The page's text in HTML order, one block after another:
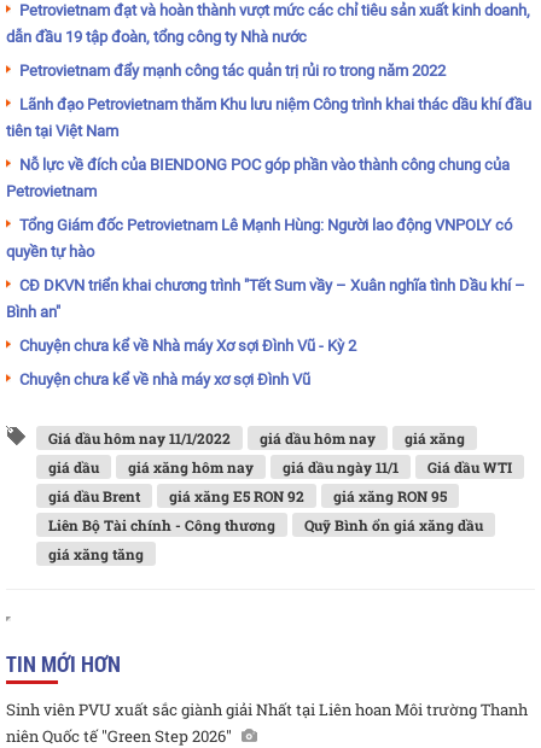
Petrovietnam đạt và hoàn thành vượt mức các chỉ tiêu sản xuất kinh doanh,
dẫn đầu 19 tập đoàn, tổng công ty Nhà nước
Petrovietnam đẩy mạnh công tác quản trị rủi ro trong năm 2022
Lãnh đạo Petrovietnam thăm Khu lưu niệm Công trình khai thác dầu khí đầu
tiên tại Việt Nam
Nỗ lực về đích của BIENDONG POC góp phần vào thành công chung của
Petrovietnam
Tổng Giám đốc Petrovietnam Lê Mạnh Hùng: Người lao động VNPOLY có
quyền tự hào
CĐ DKVN triển khai chương trình "Tết Sum vầy – Xuân nghĩa tình Dầu khí –
Bình an"
Chuyện chưa kể về Nhà máy Xơ sợi Đình Vũ - Kỳ 2
Chuyện chưa kể về nhà máy xơ sợi Đình Vũ
Giá dầu hôm nay 11/1/2022 giá dầu hôm nay
giá xăng
giá dầu
giá xăng hôm nay giá dầu ngày 11/1
Giá dầu WTI
giá dầu Brent
giá xăng E5 RON 92
giá xăng RON 95
Liên Bộ Tài chính - Công thương
Quỹ Bình ổn giá xăng dầu
giá xăng tăng
TIN MỚI HƠN
Sinh viên PVU xuất sắc giành giải Nhất tại Liên hoan Môi trường Thanh
niên Quốc tế "Green Step 2026"